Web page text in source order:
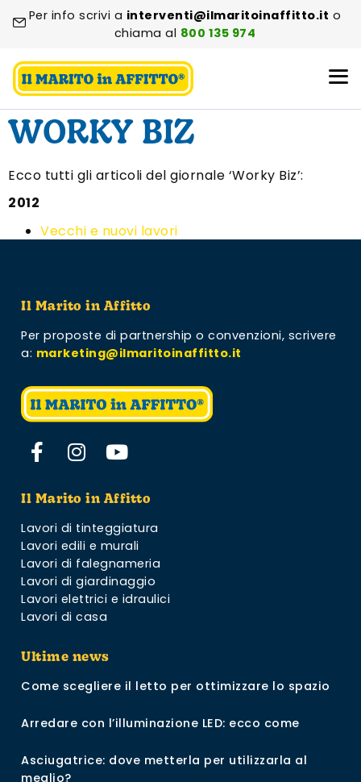
Per info scrivi a interventi@ilmaritoinaffitto.it o
chiama al 800 135 974
WORKY BIZ
Ecco tutti gli articoli del giornale ‘Worky Biz’:
2012
Vecchi e nuovi lavori
Il Marito in Affitto
Per proposte di partnership o convenzioni, scrivere
a: marketing@ilmaritoinaffitto.it
Il Marito in Affitto
Lavori di tinteggiatura
Lavori edili e murali
Lavori di falegnameria
Lavori di giardinaggio
Lavori elettrici e idraulici
Lavori di casa
Ultime news
Come scegliere il letto per ottimizzare lo spazio
Arredare con l’illuminazione LED: ecco come
Asciugatrice: dove metterla per utilizzarla al
meglio?